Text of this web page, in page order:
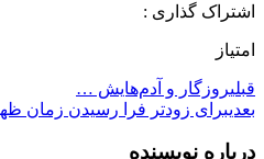
اشتراک گذاری :
امتیاز
قبلیروزگار و آدم‌هایش …
بعدیبرای زودتر فرا رسیدن زمان
درباره نویسنده